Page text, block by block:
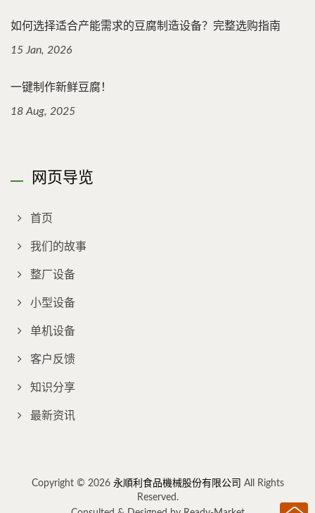
如何选择适合产能需求的豆腐制造设备？完整选购指南
15 Jan, 2026
一键制作新鲜豆腐！
18 Aug, 2025
网页导览
首页
我们的故事
整厂设备
小型设备
单机设备
客户反馈
知识分享
最新资讯
Copyright © 2026 永順利食品機械股份有限公司 All Rights
Reserved.